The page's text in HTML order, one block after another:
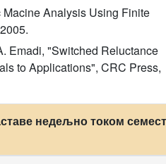
Analysis Using Finite
Emadi, "Switched Reluctance
to Applications", CRC Press,
недељно током